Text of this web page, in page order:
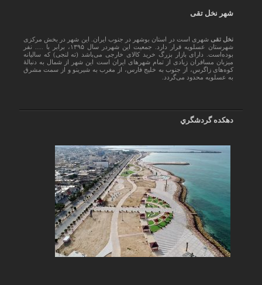
شهر نخل تقی
نخل تقی شهری است در استان بوشهر در جنوب ایران. این شهر در بخش مرکزی
شهرستان عسلویه قرار دارد. جمعیت این شهردر سال ۱۳۹۵، برابر با …. نفر
بوده‌است. دارای بازار بزرگ خرید کالای خارجی می‌باشد (ته لنجی) که سالیانه
میزبان مسافران زیادی از تمام شهرهای ایران است اين شهر از شمال به دنبالهٔ
کوه‌های زاگرس، از جنوب به خلیج فارس، از مغرب به شیرینو و از سمت مشرق
به عسلویه محدود می‌گردد.
دهكده گردشگري